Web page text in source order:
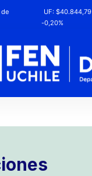
UF:$40.844,79
-0,20%